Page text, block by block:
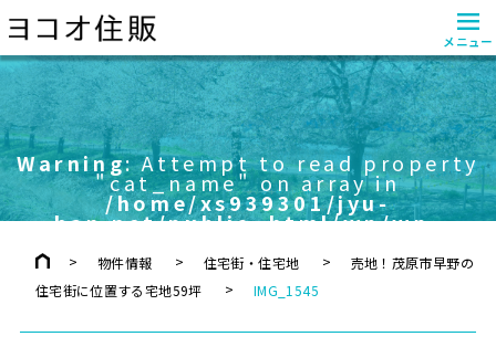
≡
メニュー
Warning: Attempt to read property
"cat_name" on array in
/home/xs939301/jyu-
han.net/public_html/wp/wp-
on line757
物件情報 住宅街・住宅地
売地！茂原市早野の
住宅街に位置する宅地59坪
IMG_1545